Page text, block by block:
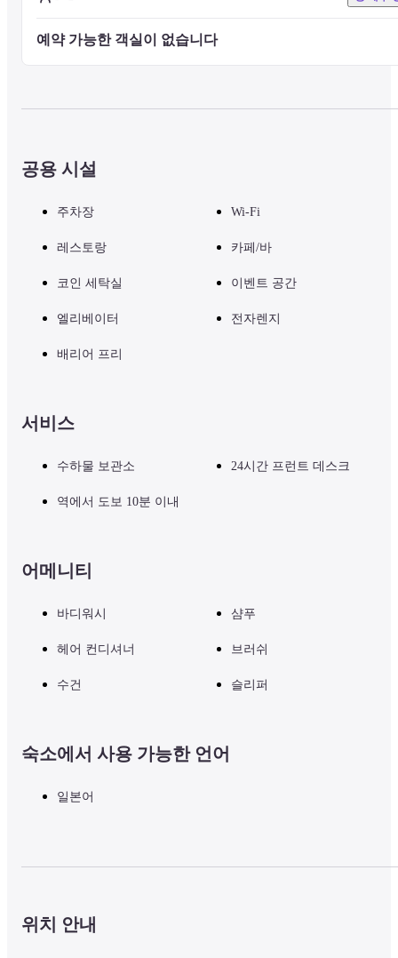
예약 가능한 객실이 없습니다
공용 시설
주차장 Wi-Fi
레스토랑 카페/바
코인 세탁실 이벤트 공간
엘리베이터 전자렌지
배리어 프리
서비스
수하물 보관소 24시간 프런트 데스크
역에서 도보 10분 이내
어메니티
바디워시 샴푸
헤어 컨디셔너 브러쉬
수건 슬리퍼
숙소에서 사용 가능한 언어
일본어
위치 안내